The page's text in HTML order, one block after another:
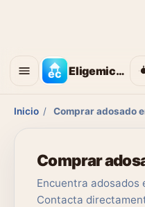
Eligemicasa
Inicio / Comprar adosado
Comprar
Encuentra adosados
Contacta